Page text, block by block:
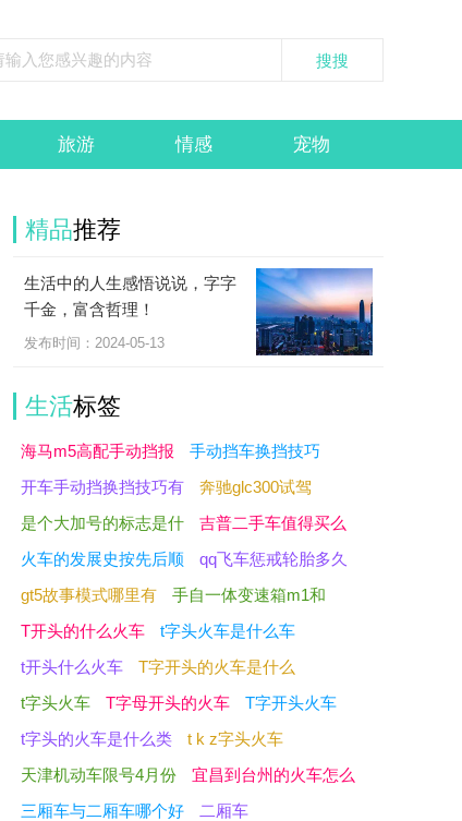
旅游 情感 宠物
精品推荐
生活中的人生感悟说说，字字
千金，富含哲理！
发布时间：2024-05-13
生活标签
海马m5高配手动挡报
手动挡车换挡技巧
开车手动挡换挡技巧有
奔驰glc300试驾
是个大加号的标志是什
吉普二手车值得买么
火车的发展史按先后顺
qq飞车惩戒轮胎多久
gt5故事模式哪里有
手自一体变速箱m1和
T开头的什么火车
t字头火车是什么车
t开头什么火车
T字开头的火车是什么
t字头火车
T字母开头的火车
T字开头火车
t字头的火车是什么类
t k z字头火车
天津机动车限号4月份
宜昌到台州的火车怎么
三厢车与二厢车哪个好
二厢车